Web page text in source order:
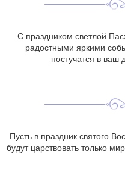
С праздником светлой
радостными яркими
постучатся в ваш
Пусть в праздник святого
будут царствовать только